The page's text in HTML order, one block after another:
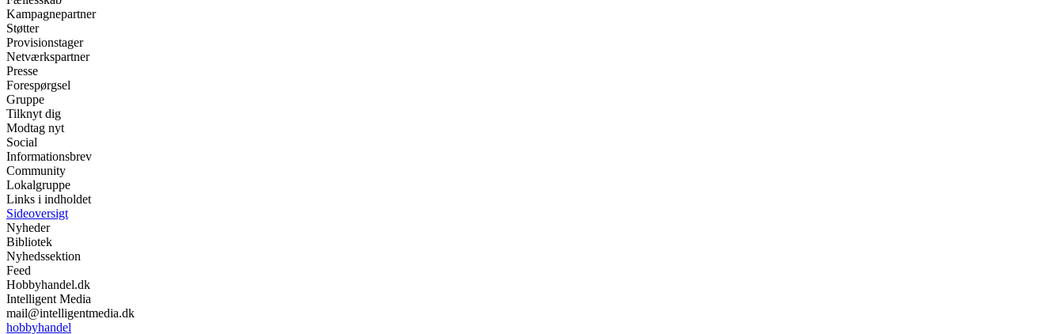
Kampagnepartner
Støtter
Provisionstager
Netværkspartner
Presse
Forespørgsel
Gruppe
Tilknyt dig
Modtag nyt
Social
Informationsbrev
Community
Lokalgruppe
Links i indholdet
Sideoversigt
Nyheder
Bibliotek
Nyhedssektion
Feed
Hobbyhandel.dk
Intelligent Media
mail@intelligentmedia.dk
hobbyhandel